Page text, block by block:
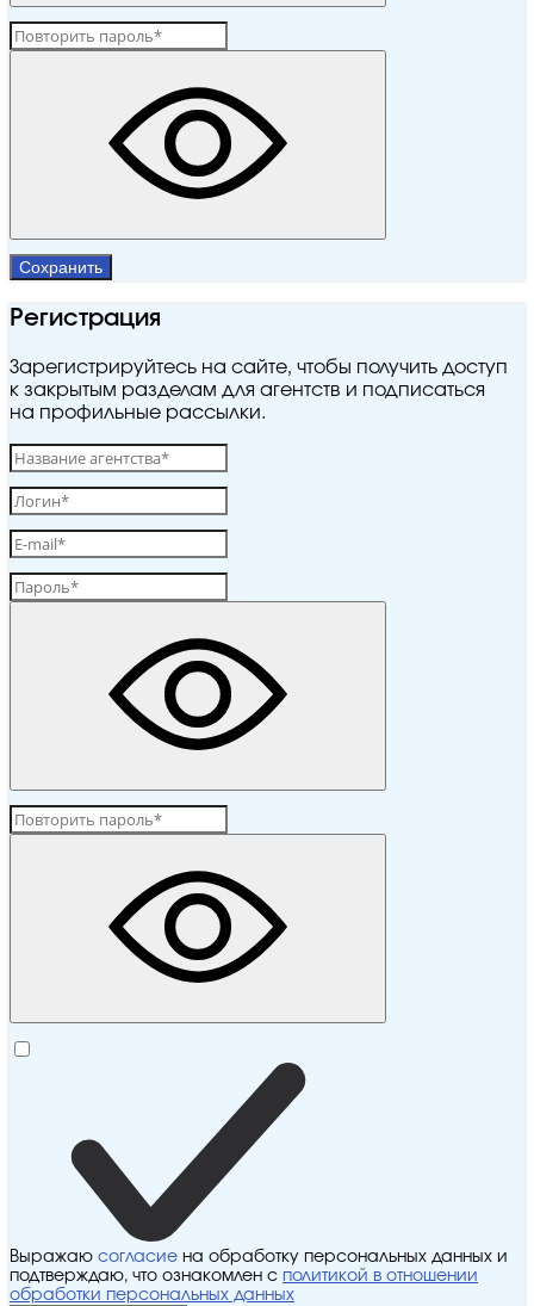
Сохранить
Регистрация
Зарегистрируйтесь на сайте, чтобы получить доступ
к закрытым разделам для агентств и подписаться
на профильные рассылки.
Выражаю согласие на обработку персональных данных и
подтверждаю, что ознакомлен с политикой в отношении
обработки персональных данных